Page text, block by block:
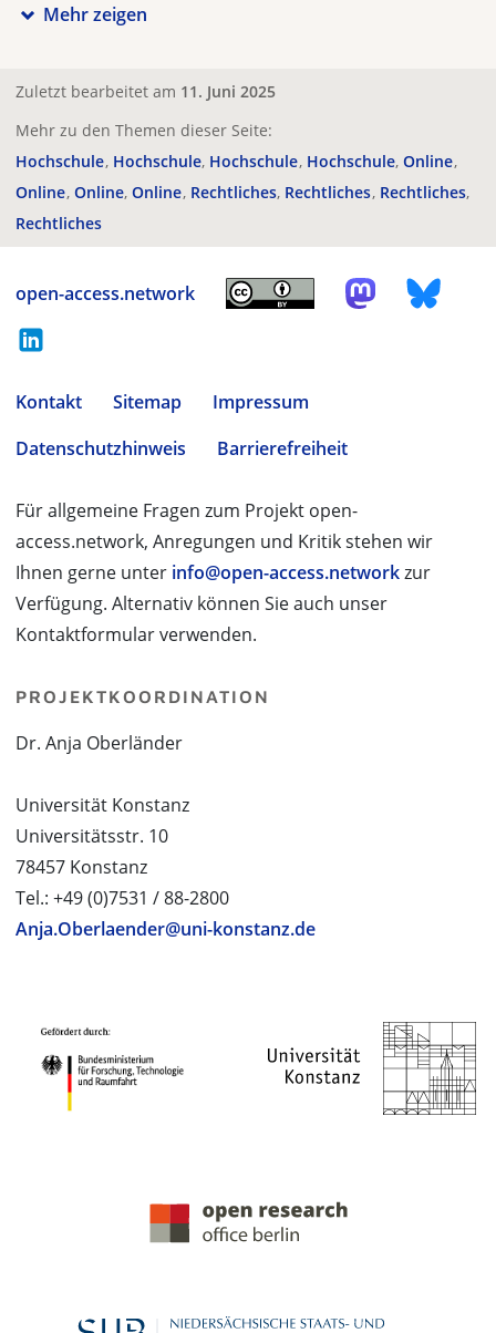
Mehr zeigen
Zuletzt bearbeitet am 11. Juni 2025
Mehr zu den Themen dieser Seite:
Hochschule Hochschule Hochschule Hochschule Online
Online Online Online Rechtliches Rechtliches Rechtliches
Rechtliches
open-access.network
Kontakt Sitemap
Impressum
Datenschutzhinweis
Barrierefreiheit
Für allgemeine Fragen zum Projekt open-
access.network, Anregungen und Kritik stehen wir
Ihnen gerne unter info@open-access.networkzur
Verfügung. Alternativ können Sie auch unser
Kontaktformular verwenden.
PROJEKTKOORDINATION
Dr. Anja Oberländer
Universität Konstanz
Universitätsstr. 10
78457 Konstanz
Tel.: +49 (0)7531 / 88-2800
Anja.Oberlaender@uni-konstanz.de